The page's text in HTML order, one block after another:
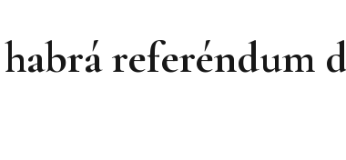
referéndum